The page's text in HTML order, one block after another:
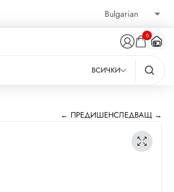
0
ВСИЧКИ
← ПРЕДИШЕНСЛЕДВАЩ →